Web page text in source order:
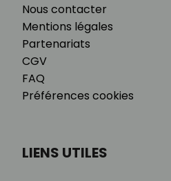
Nous contacter
Mentions légales
Partenariats
CGV
FAQ
Préférences cookies
LIENS UTILES